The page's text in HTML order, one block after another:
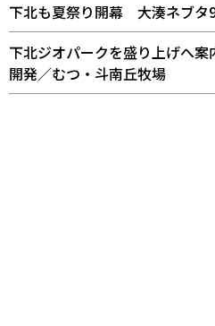
下北も夏祭り開幕 大湊ネブタ
下北ジオパークを盛り上げへ
開発／むつ・斗南丘牧場